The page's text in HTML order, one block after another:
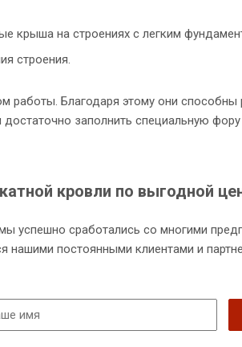
крыша на строениях с легким
строения.
Благодаря этому они
заполнить специальную
кровли по выгодной
успешно сработались со многими
нашими постоянными клиентами и